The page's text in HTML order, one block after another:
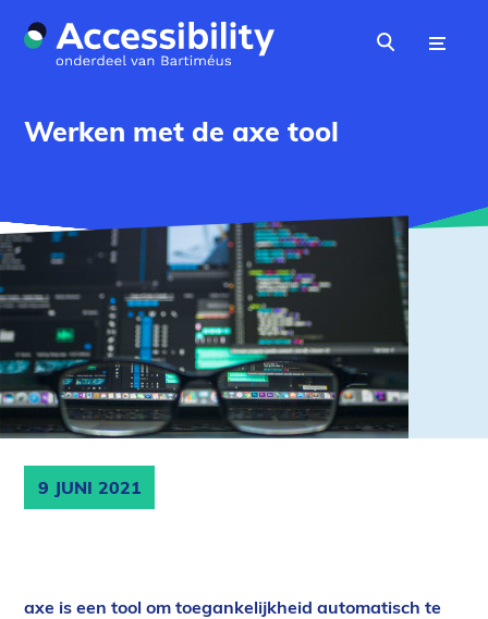
Naar hoofdinhoud
Zoeken
Werken met de axe tool
9 JUNI 2021
axe is een tool om toegankelijkheid automatisch te